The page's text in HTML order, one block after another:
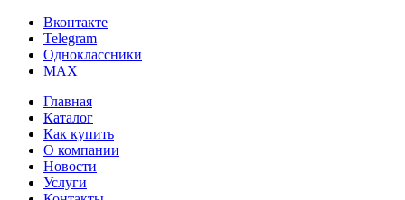
Вконтакте
Telegram
Одноклассники
MAX
Главная
Каталог
Как купить
О компании
Новости
Услуги